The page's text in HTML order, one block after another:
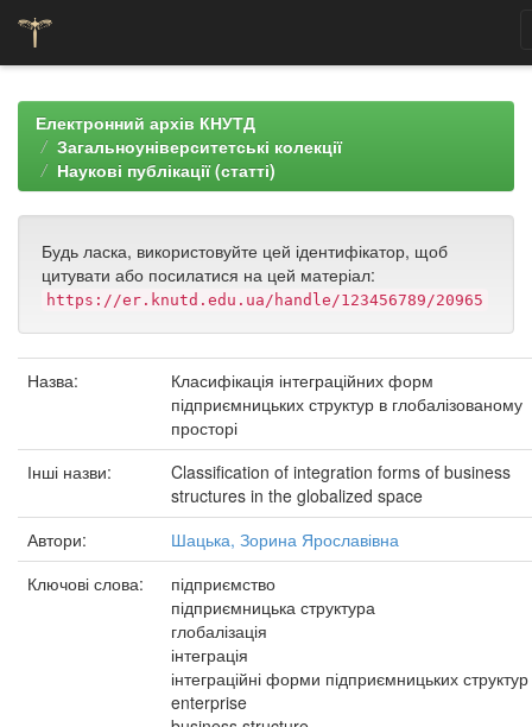
navigationЕлектронний архів КНУТД
Загальноуніверситетські колекції
Наукові публікації (статті)
Будь ласка, використовуйте цей ідентифікатор, щоб
цитувати або посилатися на цей матеріал:
https://er.knutd.edu.ua/handle/123456789/20965
Назва:
Класифікація інтеграційних форм
підприємницьких структур в глобалізованому
просторі
Інші назви:
Classification of integration forms of business
structures in the globalized space
Автори:
Шацька, Зорина Ярославівна
Ключові слова:
підприємство
підприємницька структура
глобалізація
інтеграція
інтеграційні форми підприємницьких структур
enterprise